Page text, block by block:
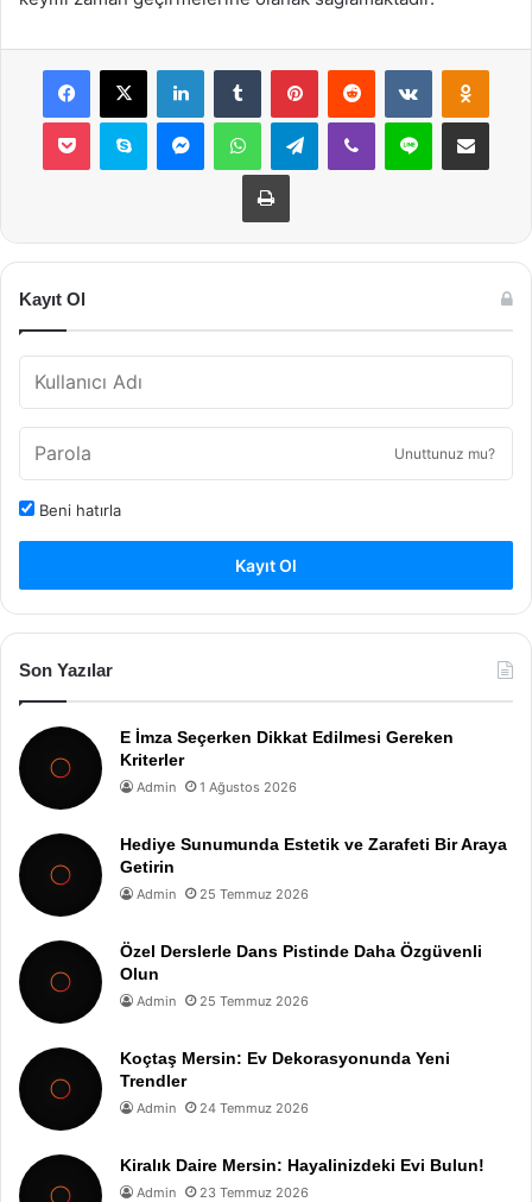
Facebook
X LinkedInTumblr PinterestReddit VKontakte
Pocket Skype MessengerWhatsAppTelegramViber Line E-Posta ile
Yazdır
Kayıt Ol
Unuttunuz mu?
Beni hatırla
Kayıt Ol
Son Yazılar
E İmza Seçerken Dikkat Edilmesi Gereken
Kriterler
Admin 1 Ağustos 2026
Hediye Sunumunda Estetik ve Zarafeti Bir Araya
Getirin
Admin 25 Temmuz 2026
Özel Derslerle Dans Pistinde Daha Özgüvenli
Olun
Admin 25 Temmuz 2026
Koçtaş Mersin: Ev Dekorasyonunda Yeni
Trendler
Admin 24 Temmuz 2026
Kiralık Daire Mersin: Hayalinizdeki Evi Bulun!
Admin 23 Temmuz 2026